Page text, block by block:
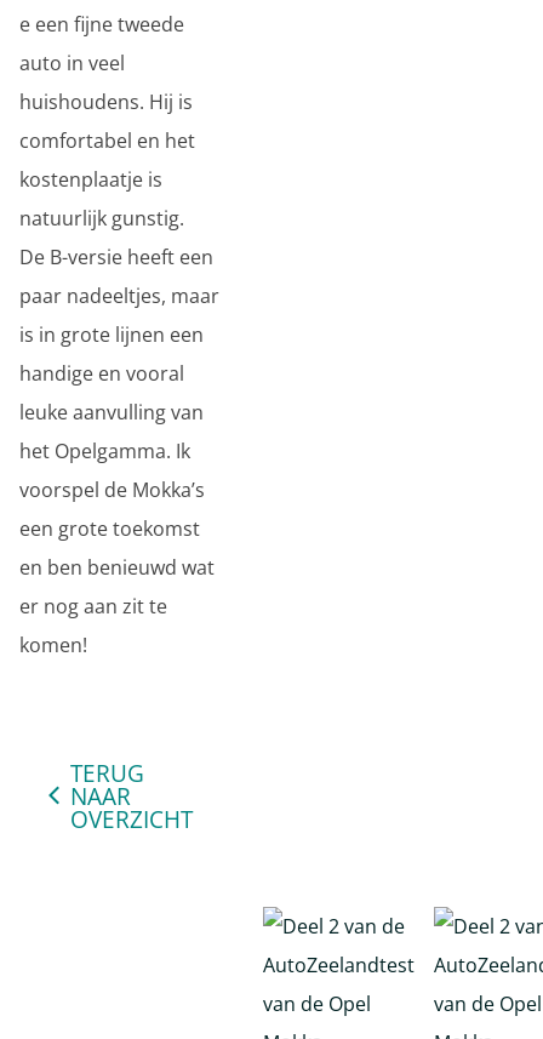
e een fijne tweede
auto in veel
huishoudens. Hij is
comfortabel en het
kostenplaatje is
natuurlijk gunstig.
De B-versie heeft een
paar nadeeltjes, maar
is in grote lijnen een
handige en vooral
leuke aanvulling van
het Opelgamma. Ik
voorspel de Mokka’s
een grote toekomst
en ben benieuwd wat
er nog aan zit te
komen!
TERUG
NAAR
OVERZICHT